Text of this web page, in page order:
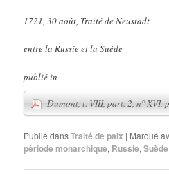
1721, 30 août, Traité de Neustadt
entre la Russie et la Suède
publié in
Publié dansTraité de paix | Marqué
période monarchique, Russie,Suède